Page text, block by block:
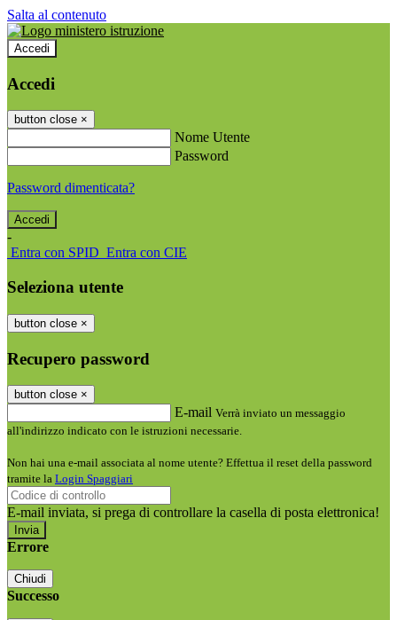
Salta al contenuto
Accedi
Accedi
button close ×
Nome Utente
Password
Password dimenticata?
-
Entra con SPID Entra con CIE
Seleziona utente
button close ×
Recupero password
button close ×
E-mail Verrà inviato un messaggio
all'indirizzo indicato con le istruzioni necessarie.
Non hai una e-mail associata al nome utente? Effettua il reset della password
tramite la Login Spaggiari
E-mail inviata, si prega di controllare la casella di posta elettronica!
Errore
Chiudi
Successo